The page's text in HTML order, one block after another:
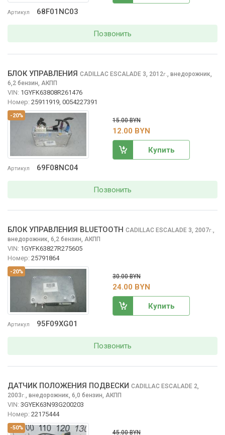
Артикул 68F01NC03
Позвонить
-20%
Артикул 69F08NC04
БЛОК УПРАВЛЕНИЯ CADILLAC ESCALADE 3, 2012г., внедорожник,
6,2 бензин, АКПП
VIN: 1GYFK63808R261476
Номер: 25911919, 0054227391
15.00 BYN
12.00 BYN
Купить
Позвонить
-20%
Артикул 95F09XG01
БЛОК УПРАВЛЕНИЯ BLUETOOTH CADILLAC ESCALADE 3, 2007г.,
внедорожник, 6,2 бензин, АКПП
VIN: 1GYFK63827R275605
Номер: 25791864
30.00 BYN
24.00 BYN
Купить
Позвонить
-50%
ДАТЧИК ПОЛОЖЕНИЯ ПОДВЕСКИ CADILLAC ESCALADE 2,
2003г., внедорожник, 6,0 бензин, АКПП
VIN: 3GYEK63N93G200203
Номер: 22175444
45.00 BYN